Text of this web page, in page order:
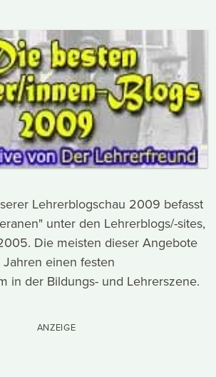
Lehrerblogschau 2009 befasst
unter den Lehrerblogs/-sites,
Die meisten dieser Angebote
einen festen
in der Bildungs- und Lehrerszene.
ANZEIGE